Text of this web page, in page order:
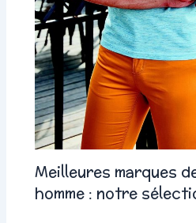
Meilleures marques
homme : notre